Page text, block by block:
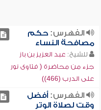
الفهرس:حكم
مصافحة النساء
للشيخ: عبد العزيز بن باز
جزء من محاضرة ( فتاوى نور
على الدرب (466))
الفهرس:أفضل
وقت لصلاة الوتر